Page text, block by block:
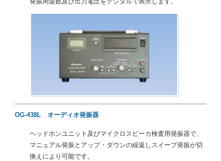
OG-438L オーディオ発振器
ヘッドホンユニット及びマイクロスピーカ検査用発振器で、
マニュアル発振とアップ・ダウンの繰返しスイープ発振が切
換えにより可能です。